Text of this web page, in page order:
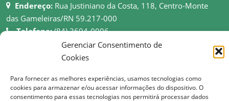
Gerenciar Consentimento de
Cookies
Para fornecer as melhores experiências, usamos tecnologias como
cookies para armazenar e/ou acessar informações do dispositivo. O
consentimento para essas tecnologias nos permitirá processar dados
Endereço: Rua Justiniano da Costa, 118, Centro-Monte
das Gameleiras/RN 59.217-000
Telefone:(84) 3694-0006
pmmgameleiras@hotmail.com
http://montedasgameleiras.rn.gov.br
Atendimento ao Público: 08h as 13h